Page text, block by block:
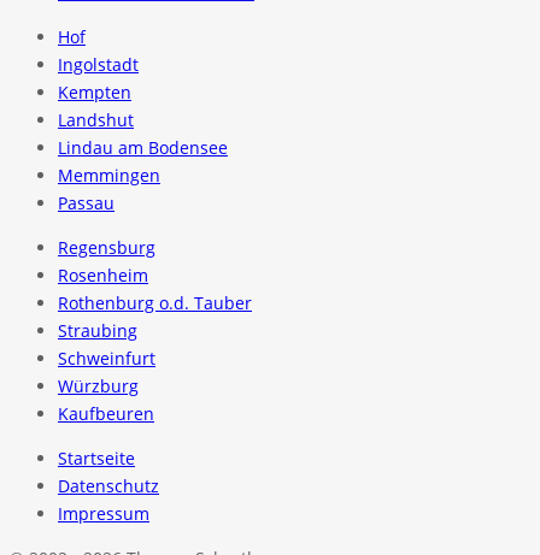
Hof
Ingolstadt
Kempten
Landshut
Lindau am Bodensee
Memmingen
Passau
Regensburg
Rosenheim
Rothenburg o.d. Tauber
Straubing
Schweinfurt
Würzburg
Kaufbeuren
Startseite
Datenschutz
Impressum